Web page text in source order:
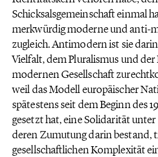
Schicksalsgemeinschaft einmal
merkwürdig moderne und anti-
zugleich. Antimodern ist sie
Vielfalt, dem Pluralismus und
modernen Gesellschaft
weil das Modell europäischer
spätestens seit dem Beginn des
gesetzt hat, eine Solidarität
deren Zumutung darin bestand,
gesellschaftlichen Komplexität